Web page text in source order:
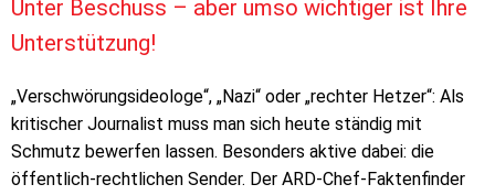
Unter Beschuss – aber umso wichtiger ist Ihre
Unterstützung!
„Verschwörungsideologe“, „Nazi“ oder „rechter Hetzer“: Als
kritischer Journalist muss man sich heute ständig mit
Schmutz bewerfen lassen. Besonders aktive dabei: die
öffentlich-rechtlichen Sender. Der ARD-Chef-Faktenfinder